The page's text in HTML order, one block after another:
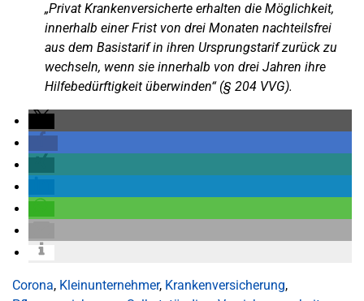
„Privat Krankenversicherte erhalten die Möglichkeit,
innerhalb einer Frist von drei Monaten nachteilsfrei
aus dem Basistarif in ihren Ursprungstarif zurück zu
wechseln, wenn sie innerhalb von drei Jahren ihre
Hilfebedürftigkeit überwinden“ (§ 204 VVG).
Corona, Kleinunternehmer, Krankenversicherung,